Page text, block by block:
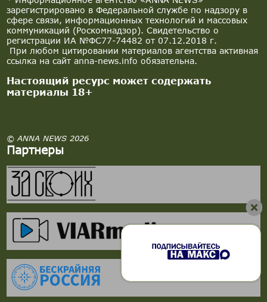
зарегистрировано в Федеральной службе по надзору в
сфере связи, информационных технологий и массовых
коммуникаций (Роскомнадзор). Свидетельство о
регистрации ИА №ФС77-74482 от 07.12.2018 г.
При любом цитировании материалов агентства активная
ссылка на сайт anna-news.info обязательна.
Настоящий ресурс может содержать
материалы 18+
© ANNA NEWS 2026
Партнеры